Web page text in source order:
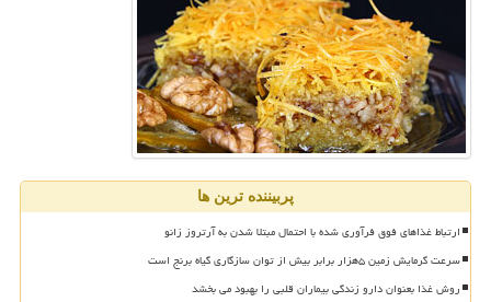
پربیننده ترین ها
ارتباط غذاهای فوق فرآوری شده با احتمال مبتلا شدن به آرتروز زانو
سرعت گرمایش زمین ۵هزار برابر بیش از توان سازگاری گیاه برنج است
روش غذا بعنوان دارو زندگی بیماران قلبی را بهبود می بخشد